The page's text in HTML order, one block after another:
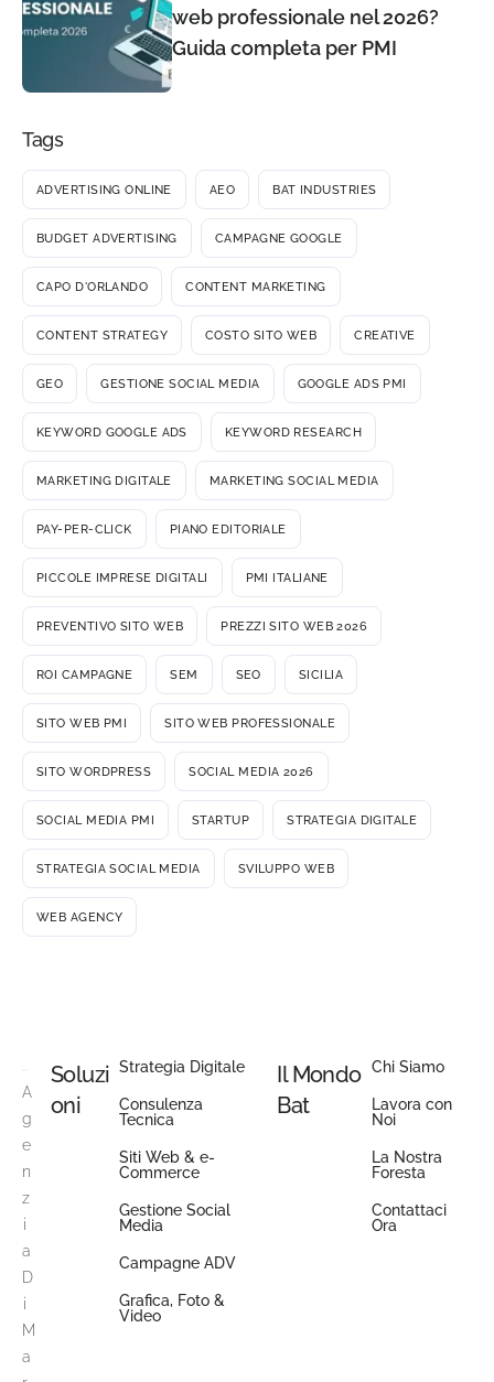
web professionale nel 2026?
Guida completa per PMI
Tags
ADVERTISING ONLINE AEO BAT INDUSTRIES
BUDGET ADVERTISING CAMPAGNE GOOGLE
CAPO D'ORLANDO CONTENT MARKETING
CONTENT STRATEGY COSTO SITO WEB CREATIVE
GEO GESTIONE SOCIAL MEDIA GOOGLE ADS PMI
KEYWORD GOOGLE ADS KEYWORD RESEARCH
MARKETING DIGITALE MARKETING SOCIAL MEDIA
PAY-PER-CLICK PIANO EDITORIALE
PICCOLE IMPRESE DIGITALI PMI ITALIANE
PREVENTIVO SITO WEB PREZZI SITO WEB 2026
ROI CAMPAGNE SEM SEO SICILIA
SITO WEB PMI SITO WEB PROFESSIONALE
SITO WORDPRESS SOCIAL MEDIA 2026
SOCIAL MEDIA PMI STARTUP STRATEGIA DIGITALE
STRATEGIA SOCIAL MEDIA SVILUPPO WEB
WEB AGENCY
A
g
e
n
z
i
a
D
i
M
a
Soluzi
oni
Strategia Digitale
Consulenza
Tecnica
Siti Web & e-
Commerce
Gestione Social
Media
Campagne ADV
Grafica, Foto &
Video
Il Mondo
Bat
Chi Siamo
Lavora con
Noi
La Nostra
Foresta
Contattaci
Ora